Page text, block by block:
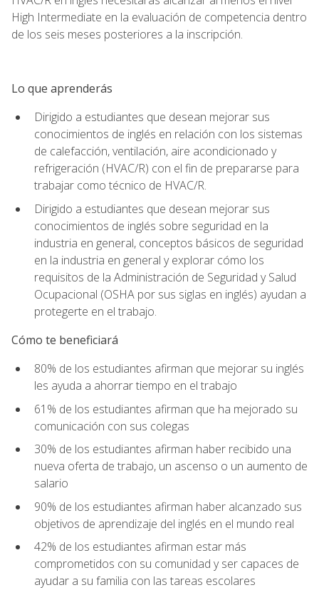
High Intermediate en la evaluación de competencia dentro
de los seis meses posteriores a la inscripción.
Lo que aprenderás
Dirigido a estudiantes que desean mejorar sus
conocimientos de inglés en relación con los sistemas
de calefacción, ventilación, aire acondicionado y
refrigeración (HVAC/R) con el fin de prepararse para
trabajar como técnico de HVAC/R.
Dirigido a estudiantes que desean mejorar sus
conocimientos de inglés sobre seguridad en la
industria en general, conceptos básicos de seguridad
en la industria en general y explorar cómo los
requisitos de la Administración de Seguridad y Salud
Ocupacional (OSHA por sus siglas en inglés) ayudan a
protegerte en el trabajo.
Cómo te beneficiará
80% de los estudiantes afirman que mejorar su inglés
les ayuda a ahorrar tiempo en el trabajo
61% de los estudiantes afirman que ha mejorado su
comunicación con sus colegas
30% de los estudiantes afirman haber recibido una
nueva oferta de trabajo, un ascenso o un aumento de
salario
90% de los estudiantes afirman haber alcanzado sus
objetivos de aprendizaje del inglés en el mundo real
42% de los estudiantes afirman estar más
comprometidos con su comunidad y ser capaces de
ayudar a su familia con las tareas escolares